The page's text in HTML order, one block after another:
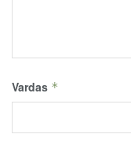
Vardas *